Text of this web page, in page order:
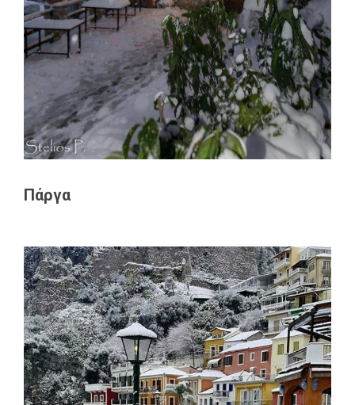
Πάργα